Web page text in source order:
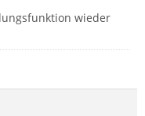
wieder